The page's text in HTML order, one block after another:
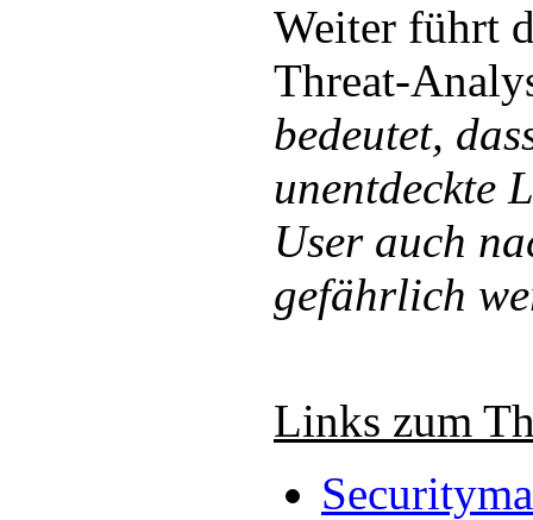
Weiter führt
Threat-
bedeutet,
unentdeckte
User auch
gefährlich
Links zum